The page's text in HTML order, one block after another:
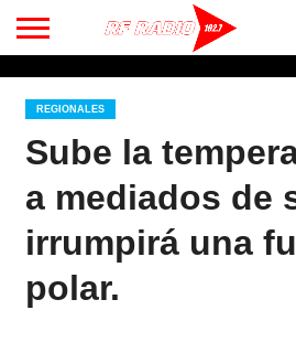
CONTACTO
BIENVENIDOS
A RF 102.7 FM
REGIONALES
Sube la
a mediados de
irrumpirá una
polar.